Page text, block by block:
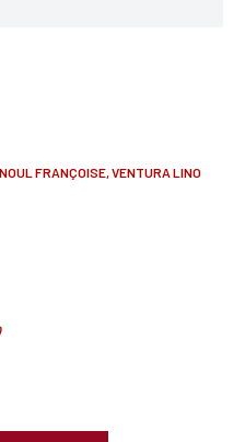
FRANÇOISE, VENTURA LINO